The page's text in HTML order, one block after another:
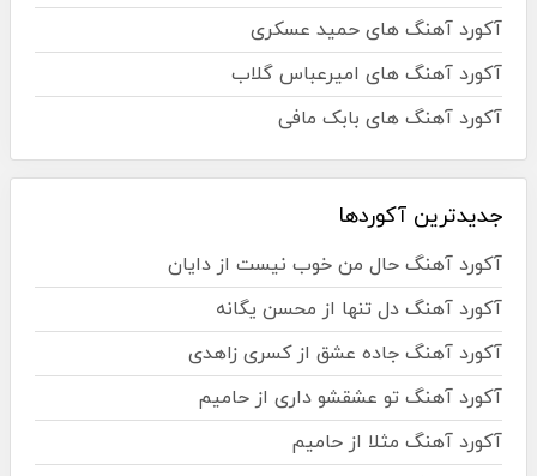
آکورد آهنگ های حمید عسکری
آکورد آهنگ های امیرعباس گلاب
آکورد آهنگ های بابک مافی
جدیدترین آکوردها
آکورد آهنگ حال من خوب نیست از دایان
آکورد آهنگ دل تنها از محسن یگانه
آکورد آهنگ جاده عشق از کسری زاهدی
آکورد آهنگ تو عشقشو داری از حامیم
آکورد آهنگ مثلا از حامیم